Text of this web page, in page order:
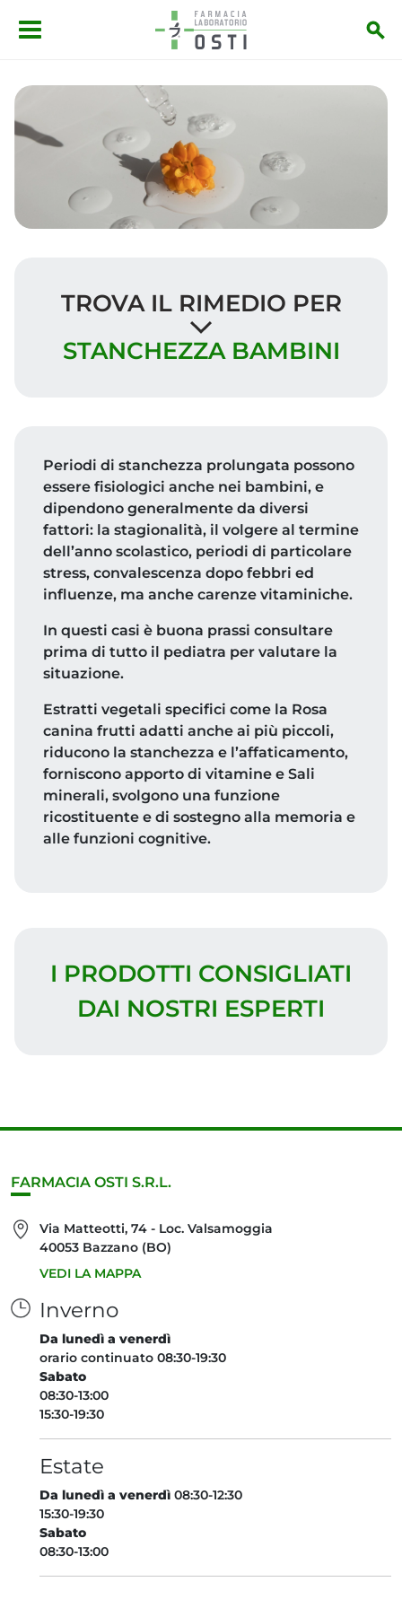
Salta al contenuto principale
TROVA IL RIMEDIO PER
STANCHEZZA BAMBINI
Periodi di stanchezza prolungata possono
essere fisiologici anche nei bambini, e
dipendono generalmente da diversi
fattori: la stagionalità, il volgere al termine
dell’anno scolastico, periodi di particolare
stress, convalescenza dopo febbri ed
influenze, ma anche carenze vitaminiche.
In questi casi è buona prassi consultare
prima di tutto il pediatra per valutare la
situazione.
Estratti vegetali specifici come la Rosa
canina frutti adatti anche ai più piccoli,
riducono la stanchezza e l’affaticamento,
forniscono apporto di vitamine e Sali
minerali, svolgono una funzione
ricostituente e di sostegno alla memoria e
alle funzioni cognitive.
I PRODOTTI CONSIGLIATI
DAI NOSTRI ESPERTI
FARMACIA OSTI S.R.L.
Via Matteotti, 74 - Loc. Valsamoggia
40053 Bazzano (BO)
VEDI LA MAPPA
Inverno
Da lunedì a venerdì
orario continuato 08:30-19:30
Sabato
08:30-13:00
15:30-19:30
Estate
Da lunedì a venerdì 08:30-12:30
15:30-19:30
Sabato
08:30-13:00